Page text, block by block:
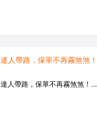
達人帶路，保單不再霧煞煞！
達人帶路，保單不再霧煞煞！...